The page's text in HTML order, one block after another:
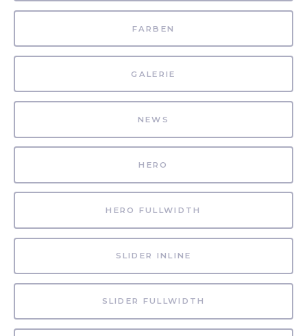
FARBEN
GALERIE
NEWS
HERO
HERO FULLWIDTH
SLIDER INLINE
SLIDER FULLWIDTH